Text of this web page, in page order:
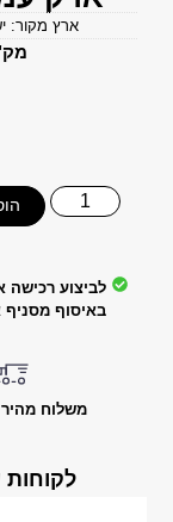
ארץ מקור:
לביצוע רכישה
באיסוף מסניף
משלוח
לקוחות